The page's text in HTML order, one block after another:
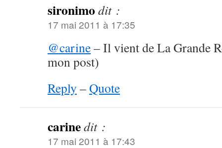
sironimo dit :
17 mai 2011 à 17:35
@carine– Il vient de La Grande
mon post)
Reply –Quote
carinedit :
17 mai 2011 à 17:43